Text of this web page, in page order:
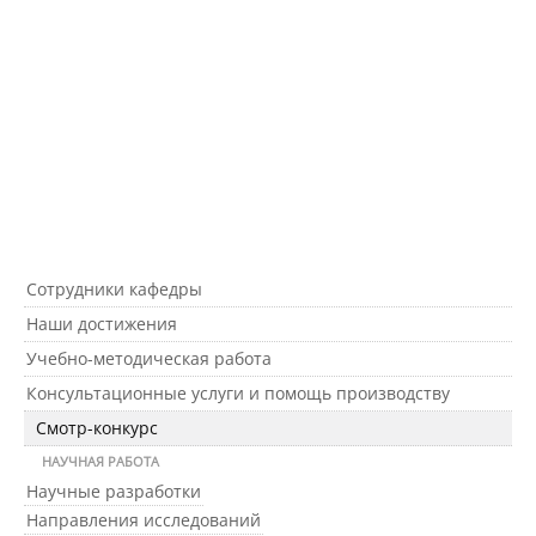
Условия труда на рабочих местах
Закупки
Учебный процесс
Сотрудники кафедры
Наши достижения
Учебно-методическая работа
Консультационные услуги и помощь производству
Смотр-конкурс
НАУЧНАЯ РАБОТА
Научные разработки
Направления исследований